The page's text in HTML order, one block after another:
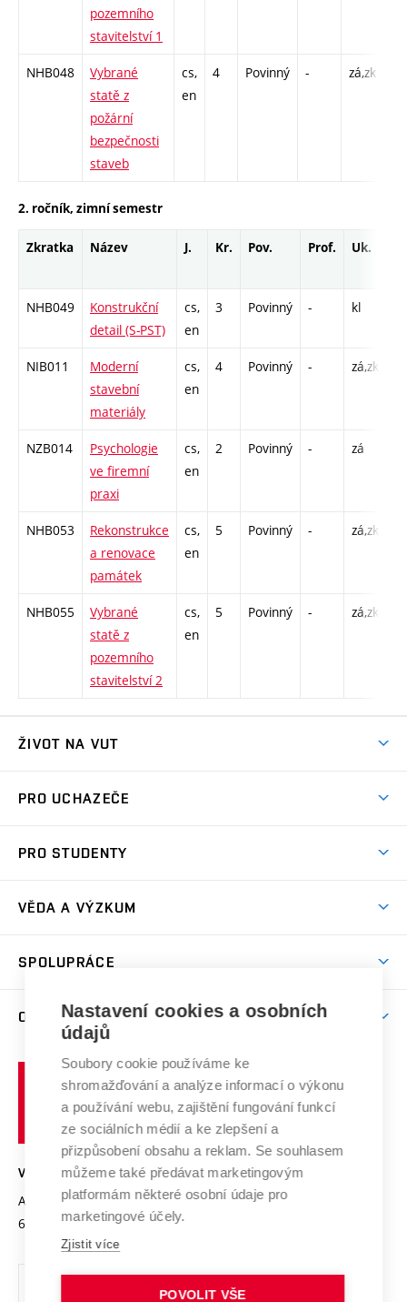
pozemního
stavitelství 1
NHB048
Vybrané
statě z
požární
bezpečnosti
staveb
cs,
en
4 Povinný - zá,zk
2. ročník, zimní semestr
Zkratka Název J. Kr. Pov. Prof. Uk.
NHB049
Konstrukční
detail (S-PST)
cs,
en
3 Povinný - kl
NIB011
Moderní
stavební
materiály
cs,
en
4 Povinný - zá,zk
NZB014
Psychologie
ve firemní
praxi
cs,
en
2 Povinný - zá
NHB053
Rekonstrukce
a renovace
památek
cs,
en
5 Povinný - zá,zk
NHB055
Vybrané
statě z
pozemního
stavitelství 2
cs,
en
5 Povinný - zá,zk
ŽIVOT NA VUT
Koleje
Sport na VUT
Brno
PRO UCHAZEČE
Dny otevřených dveří
Celoživotní vzdělávání
E-přihláška
PRO STUDENTY
Harmonogram akademického roku
Závěrečné práce
Doktorské studium
Zpracování osobních údajů studentů
Sociální bezpečí
Studium bez bariér
Podpora podnikání
VĚDA A VÝZKUM
Mezinárodní vědecká rada
Systém zajišťování kvality výzkumu
Výzkumné infrastruktury
Transfer znalostí
Open Science
Projekty
Projekty ze strukturálních fondů
Specifický výzkum
SPOLUPRÁCE
Zahraniční spolupráce
Spolupráce se školami
Služby univerzity
Mezinárodní dohody
Univerzitní sítě
O UNIVERZITĚ
Profil univerzity
Udržitelná univerzita
Podnikavá univerzita / ContriBUTe
Bezpečná univerzita
Vyznamenání
Organizační struktura
Ochrana osobních údajů
učení
technické
VYSOKÉ UČENÍ TECHNICKÉ V BRNĚ
Antonínská 548/1
602 00 Brno
www.vut.cz
vut@vutbr.cz
Nastavení cookies a osobních
údajů
Soubory cookie používáme ke
shromažďování a analýze informací o výkonu
a používání webu, zajištění fungování funkcí
ze sociálních médií a ke zlepšení a
přizpůsobení obsahu a reklam. Se souhlasem
můžeme také předávat marketingovým
platformám některé osobní údaje pro
marketingové účely.
Zjistit více
POVOLIT VŠE